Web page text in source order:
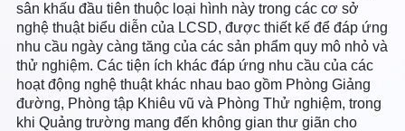
sân khấu đầu tiên thuộc loại hình này trong các cơ sở
nghệ thuật biểu diễn của LCSD, được thiết kế để đáp ứng
nhu cầu ngày càng tăng của các sản phẩm quy mô nhỏ và
thử nghiệm. Các tiện ích khác đáp ứng nhu cầu của các
hoạt động nghệ thuật khác nhau bao gồm Phòng Giảng
đường, Phòng tập Khiêu vũ và Phòng Thử nghiệm, trong
khi Quảng trường mang đến không gian thư giãn cho